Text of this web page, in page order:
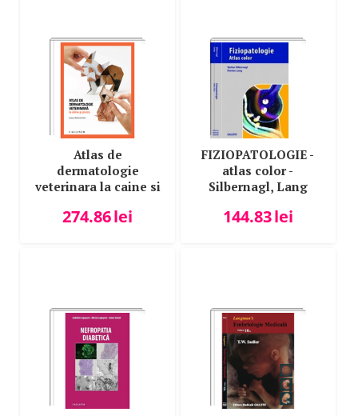
Atlas de
dermatologie
veterinara la caine si
Machicote Goth
274.86lei
FIZIOPATOLOGIE -
atlas color -
Silbernagl, Lang
144.83lei